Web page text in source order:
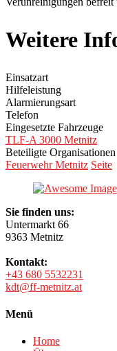
Weitere
Einsatzart
Hilfeleistung
Alarmierungsart
Telefon
Eingesetzte Fahrzeuge
TLF-A 3000 Metnitz
Beteiligte Organisationen
Feuerwehr Metnitz Seite
Sie finden uns:
Untermarkt 66
9363 Metnitz
Kontakt:
+43 680 5532231
kdt@ff-metnitz.at
Menü
Home